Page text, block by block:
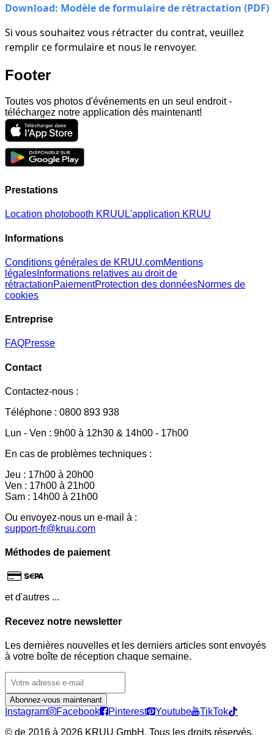
Download: Modèle de formulaire de rétractation (PDF)
Si vous souhaitez vous rétracter du contrat, veuillez
remplir ce formulaire et nous le renvoyer.
Footer
Toutes vos photos d'événements en un seul endroit -
téléchargez notre application dès maintenant!
Prestations
Location photobooth KRUU L'application KRUU
Informations
Conditions générales de KRUU.comMentions
légales Informations relatives au droit de
rétractationPaiementProtection des donnéesNormes de
cookies
Entreprise
FAQPresse
Contact
Contactez-nous :
Téléphone : 0800 893 938
Lun - Ven : 9h00 à 12h30 & 14h00 - 17h00
En cas de problèmes techniques :
Jeu : 17h00 à 20h00
Ven : 17h00 à 21h00
Sam : 14h00 à 21h00
Ou envoyez-nous un e-mail à :
support-fr@kruu.com
Méthodes de paiement
et d'autres ...
Recevez notre newsletter
Les dernières nouvelles et les derniers articles sont envoyés
à votre boîte de réception chaque semaine.
Abonnez-vous maintenant
Instagram Facebook Pinterest Youtube
TikTok
© de 2016 à 2026 KRUU GmbH. Tous les droits réservés.